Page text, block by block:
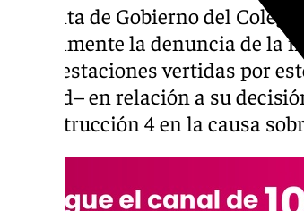
La Junta de Gobierno del
formalmente la denuncia de la
manifestaciones vertidas por
Madrid– en relación a su
de Instrucción 4 en la causa